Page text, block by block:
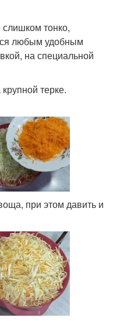
тонко,
любым удобным
на специальной
терке.
при этом давить и